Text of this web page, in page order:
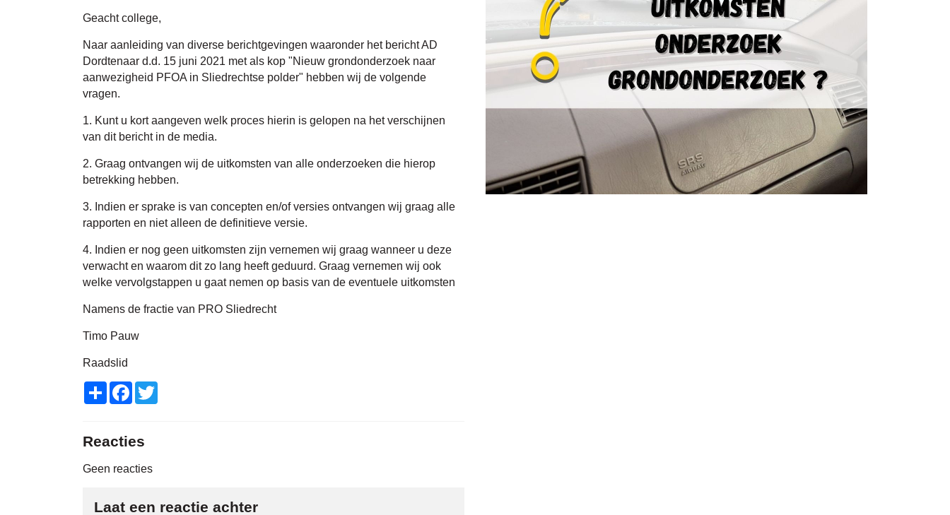
Geacht college,
Naar aanleiding van diverse berichtgevingen waaronder het bericht AD
Dordtenaar d.d. 15 juni 2021 met als kop "Nieuw grondonderzoek naar
aanwezigheid PFOA in Sliedrechtse polder" hebben wij de volgende
vragen.
1. Kunt u kort aangeven welk proces hierin is gelopen na het verschijnen
van dit bericht in de media.
2. Graag ontvangen wij de uitkomsten van alle onderzoeken die hierop
betrekking hebben.
3. Indien er sprake is van concepten en/of versies ontvangen wij graag alle
rapporten en niet alleen de definitieve versie.
4. Indien er nog geen uitkomsten zijn vernemen wij graag wanneer u deze
verwacht en waarom dit zo lang heeft geduurd. Graag vernemen wij ook
welke vervolgstappen u gaat nemen op basis van de eventuele uitkomsten
Namens de fractie van PRO Sliedrecht
Timo Pauw
Raadslid
ShareFacebook
Reacties
Geen reacties
Laat een reactie achter